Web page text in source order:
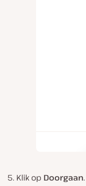
Klik op Doorgaan